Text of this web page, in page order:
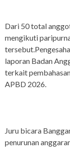
Dari 50 total
mengikuti
laporan Badan
terkait
APBD 2026.
Juru bicara
penurunan